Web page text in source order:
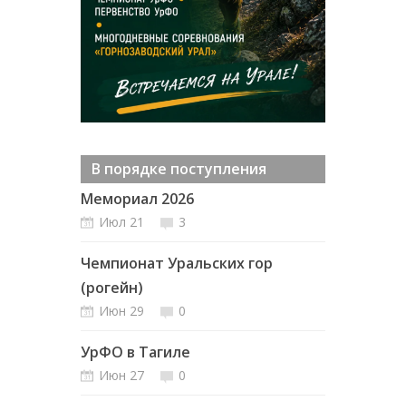
В порядке поступления
Мемориал 2026
Июл 21 3
Чемпионат Уральских гор
(рогейн)
Июн 29 0
УрФО в Тагиле
Июн 27 0